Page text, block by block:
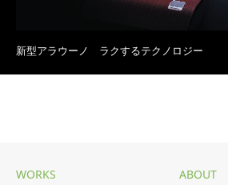
新型アラウーノ ラクするテクノロジー
WORKS ABOUT